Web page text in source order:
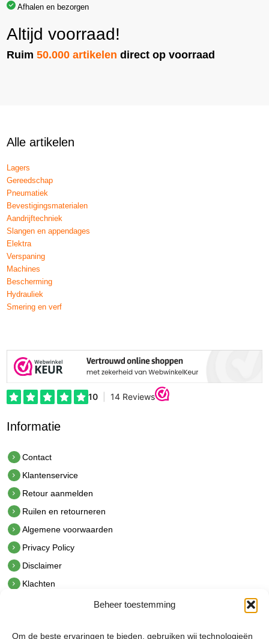
Beheer toestemming
Om de beste ervaringen te bieden, gebruiken wij technologieën
Afhalen en bezorgen
Altijd voorraad!
Ruim50.000 artikelen direct op voorraad
Alle artikelen
Lagers
Gereedschap
Pneumatiek
Bevestigingsmaterialen
Aandrijftechniek
Slangen en appendages
Elektra
Verspaning
Machines
Bescherming
Hydrauliek
Smering en verf
Informatie
Contact
Klantenservice
Retour aanmelden
Ruilen en retourneren
Algemene voorwaarden
Privacy Policy
Disclaimer
Klachten
hetindustriehuis B.V.